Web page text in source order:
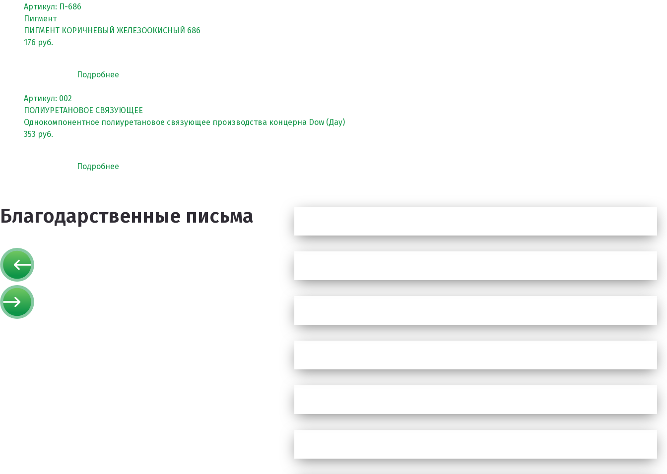
Пигменты порошковые
Резиновая крошка
Клей
Цветная окрашенная крошка EPDM
Черная SBR крошка
TPV крошка
Придомовое оборудование
Резиновое покрытие
Резиновое покрытие ECO SPORT STANDART
Резиновое покрытие Eco Tech
Резиновое покрытие Eco Running System
Артикул: П-686
Пигмент
ПИГМЕНТ КОРИЧНЕВЫЙ ЖЕЛЕЗООКИСНЫЙ 686
176 руб.
Подробнее
Артикул: 002
ПОЛИУРЕТАНОВОЕ СВЯЗУЮЩЕЕ
Однокомпонентное полиуретановое связующее производства концерна Dow (Дау)
353 руб.
Подробнее
Благодарственные письма